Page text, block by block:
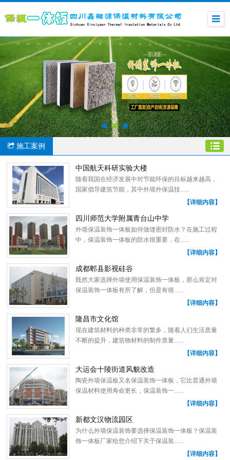
施工案例
中国航天科研实验大楼
随着我国在经济发展中对节能环保的目标越来越高，
国家倡导建筑节能，其中外墙外保温技......
【详细内容】
四川师范大学附属青台山中学
外墙保温装饰一体板如何做缝密封防水？在施工过程
中，保温装饰一体板的防水很重要，在......
【详细内容】
成都郫县影视硅谷
既然大家选择外墙使用保温装饰一体板，那么肯定对
保温装饰一体板有所了解，但是有很......
【详细内容】
隆昌市文化馆
现在建筑材料的种类非常的繁多，随着人们生活质量
不断的提升，建筑物材料的制作质量......
【详细内容】
大运会十陵街道风貌改造
陶瓷外墙保温板又名保温装饰一体板，它比普通外墙
保温材料使用寿命更长，保温装饰一......
【详细内容】
新都文汉物流园区
为什么外墙保温装饰要选择保温装饰一体板？保温装
饰一体板厂家给您介绍下关于保温装......
【详细内容】